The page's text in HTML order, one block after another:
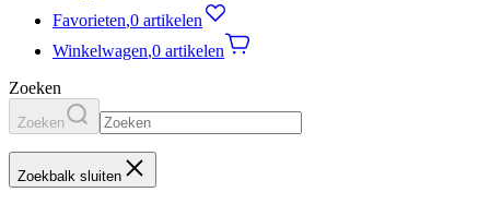
Favorieten,0 artikelen
Winkelwagen,0 artikelen
Zoeken
Zoeken
Zoekbalk sluiten